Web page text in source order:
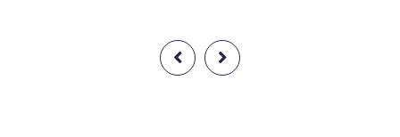
avant que tu ne deviennes pauvre,
car c'est Lui Seul qui peut te rendre